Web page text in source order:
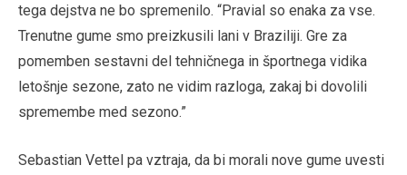
tega dejstva ne bo spremenilo. “Pravial so enaka za vse.
Trenutne gume smo preizkusili lani v Braziliji. Gre za
pomemben sestavni del tehničnega in športnega vidika
letošnje sezone, zato ne vidim razloga, zakaj bi dovolili
spremembe med sezono.”
Sebastian Vettel pa vztraja, da bi morali nove gume uvesti